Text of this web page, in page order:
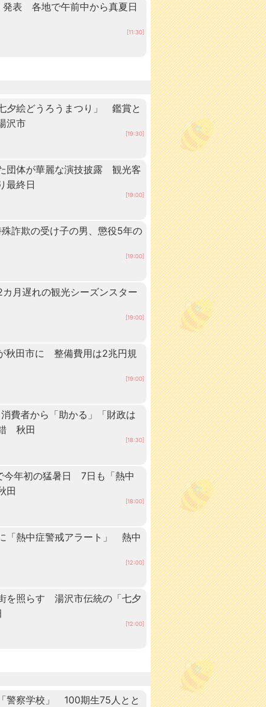
発表 各地で午前中から真夏日
[11:30]
夕絵どうろうまつり」 鑑賞と
沢市
[19:30]
団体が華麗な演技披露 観光客
最終日
[19:00]
詐欺の受け子の男、懲役5年の
[19:00]
月遅れの観光シーズンスター
[19:00]
秋田市に 整備費用は2兆円規
[19:00]
費者から「助かる」「財政は
秋田
[18:30]
今年初の猛暑日 7日も「熱中
田
[18:00]
「熱中症警戒アラート」 熱中
[12:00]
を照らす 湯沢市伝統の「七夕
[12:00]
警察学校」 100期生75人とと